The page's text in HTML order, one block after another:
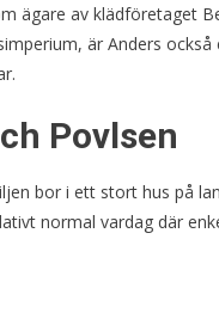
ägare av klädföretaget
är Anders
Povlsen
bor i ett stort hus på
normal vardag där